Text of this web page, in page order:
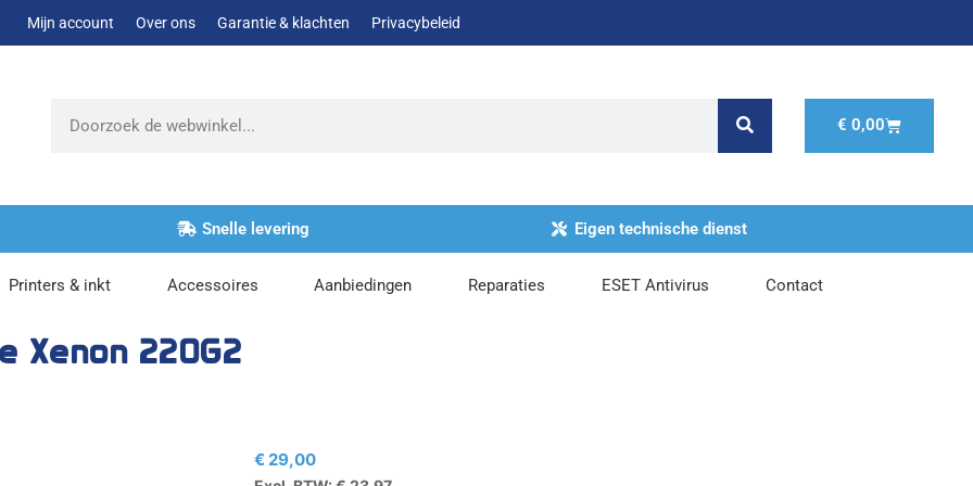
Mijn account Over ons Garantie & klachten Privacybeleid
€ 0,00
Snelle levering Eigen technische dienst
Printers & inkt Accessoires Aanbiedingen Reparaties ESET Antivirus Contact
Xenon 220G2
€ 29,00